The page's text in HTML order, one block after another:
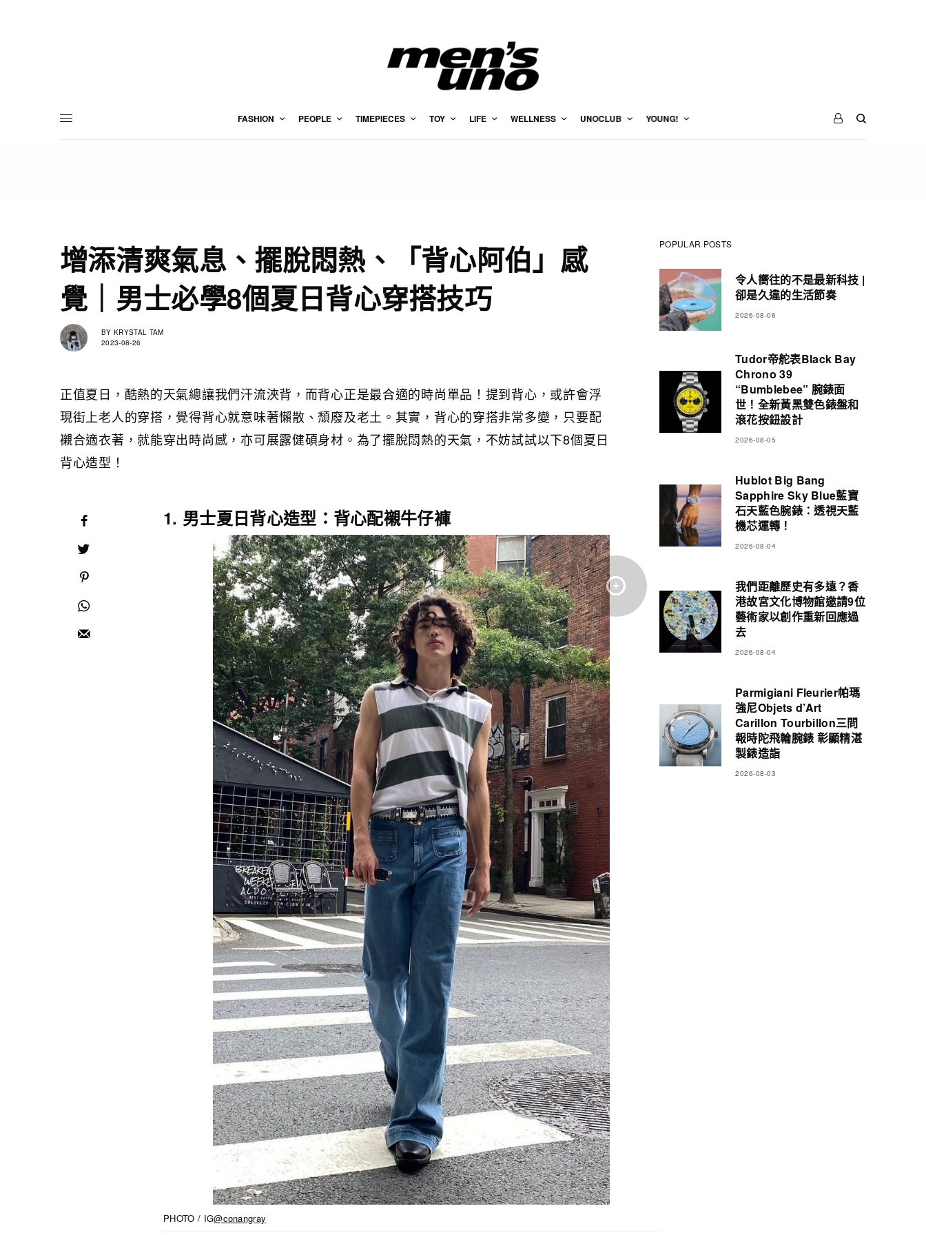
FASHION PEOPLE TIMEPIECES TOY LIFE WELLNESS UNOCLUB YOUNG!
增添清爽氣息、擺脫悶熱、「背心阿伯」感
覺｜男士必學8個夏日背心穿搭技巧
BY KRYSTAL TAM
2023-08-26
正值夏日，酷熱的天氣總讓我們汗流浹背，而背心正是最合適的時尚單品！提到背心，或許會浮
現街上老人的穿搭，覺得背心就意味著懶散、頹廢及老土。其實，背心的穿搭非常多變，只要配
襯合適衣著，就能穿出時尚感，亦可展露健碩身材。為了擺脫悶熱的天氣，不妨試試以下8個夏日
背心造型！
1. 男士夏日背心造型：背心配襯牛仔褲
PHOTO / IG@conangray
POPULAR POSTS
令人嚮往的不是最新科技 |
卻是久違的生活節奏
2026-08-06
Tudor帝舵表Black Bay
Chrono 39
“Bumblebee” 腕錶面
世！全新黃黑雙色錶盤和
滾花按鈕設計
2026-08-05
Hublot Big Bang
Sapphire Sky Blue藍寶
石天藍色腕錶：透視天藍
機芯運轉！
2026-08-04
我們距離歷史有多遠？香
港故宮文化博物館邀請9位
藝術家以創作重新回應過
去
2026-08-04
Parmigiani Fleurier帕瑪
強尼Objets d’Art
Carillon Tourbillon三問
報時陀飛輪腕錶 彰顯精湛
製錶造詣
2026-08-03